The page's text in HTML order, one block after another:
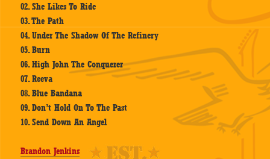
02. She Likes To Ride
03. The Path
04. Under The Shadow Of The Refinery
05. Burn
06. High John The Conquerer
07. Reeva
08. Blue Bandana
09. Don’t Hold On To The Past
10. Send Down An Angel
Brandon Jenkins